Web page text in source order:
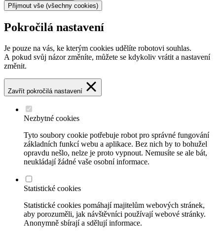
Přijmout vše (všechny cookies)
Pokročilá nastavení
Je pouze na vás, ke kterým cookies udělíte robotovi souhlas.
A pokud svůj názor změníte, můžete se kdykoliv vrátit a nastavení
změnit.
Zavřít pokročilá nastavení
Nezbytné cookies
Tyto soubory cookie potřebuje robot pro správné fungování
základních funkcí webu a aplikace. Bez nich by to bohužel
opravdu nešlo, nelze je proto vypnout. Nemusíte se ale bát,
neukládají žádné vaše osobní informace.
Statistické cookies
Statistické cookies pomáhají majitelům webových stránek,
aby porozuměli, jak návštěvníci používají webové stránky.
Anonymně sbírají a sdělují informace.